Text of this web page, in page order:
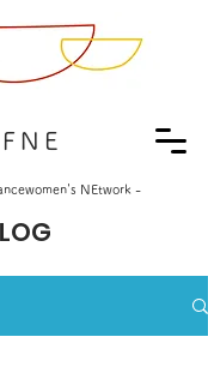
NEtwork -